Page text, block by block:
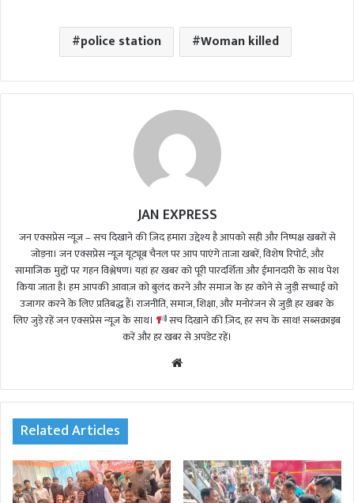
police station Woman killed
JAN EXPRESS
जन एक्सप्रेस न्यूज़ – सच दिखाने की ज़िद हमारा उद्देश्य है आपको सही और निष्पक्ष खबरों से
जोड़ना। जन एक्सप्रेस न्यूज़ यूट्यूब चैनल पर आप पाएंगे ताजा खबरें, विशेष रिपोर्ट, और
सामाजिक मुद्दों पर गहन विश्लेषण। यहां हर खबर को पूरी पारदर्शिता और ईमानदारी के साथ पेश
किया जाता है। हम आपकी आवाज़ को बुलंद करने और समाज के हर कोने से जुड़ी सच्चाई को
उजागर करने के लिए प्रतिबद्ध हैं। राजनीति, समाज, शिक्षा, और मनोरंजन से जुड़ी हर खबर के
लिए जुड़े रहें जन एक्सप्रेस न्यूज़ के साथ।
सच दिखाने की ज़िद, हर सच के साथ! सब्सक्राइब
करें और हर खबर से अपडेट रहें।
te
Related Articles